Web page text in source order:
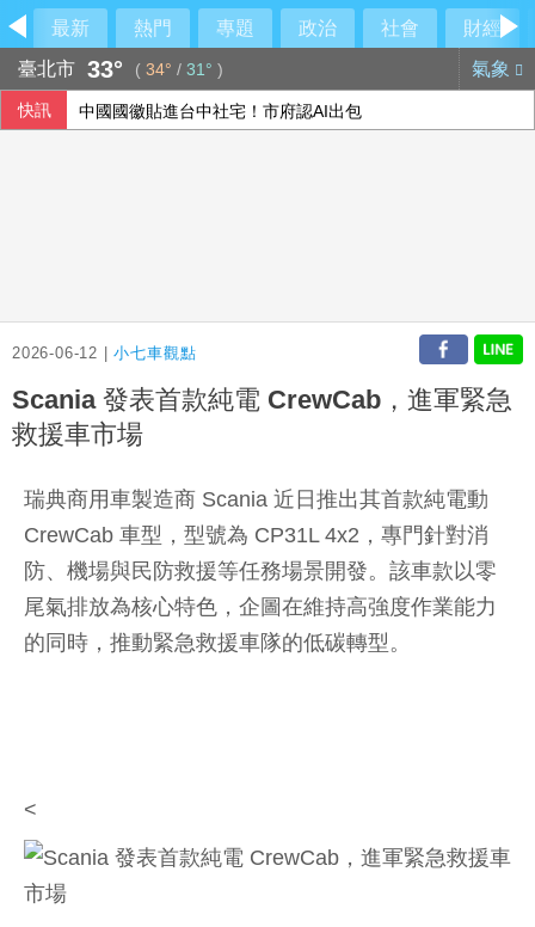
最新 熱門 專題 政治 社會
財經
臺北市 33° ( 34° / 31° ) 氣象
快訊 中國國徽貼進台中社宅！市府認AI出包
2026-06-12 |小七車觀點
Scania 發表首款純電 CrewCab，進軍緊急
救援車市場
瑞典商用車製造商 Scania 近日推出其首款純電動
CrewCab 車型，型號為 CP31L 4x2，專門針對消
防、機場與民防救援等任務場景開發。該車款以零
尾氣排放為核心特色，企圖在維持高強度作業能力
的同時，推動緊急救援車隊的低碳轉型。
<